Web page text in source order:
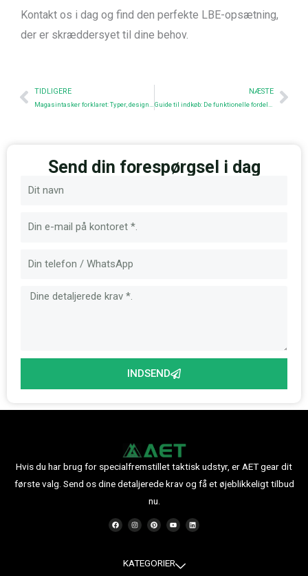
Kontakt os i dag og find den perfekte LBE-opsætning,
der er skræddersyet til dine behov.
Prev
TIDLIGERE NÆSTE
Send din forespørgsel i dag
INDSEND
Hvis du har brug for specialfremstillet taktisk udstyr, er AET gear dit
første valg. Send os dine detaljerede krav og få et øjeblikkeligt tilbud
nu.
F
a
c
I
n
s
r
a
P
i
n
e
s
Y
o
u
e
L
i
n
KATEGORIER